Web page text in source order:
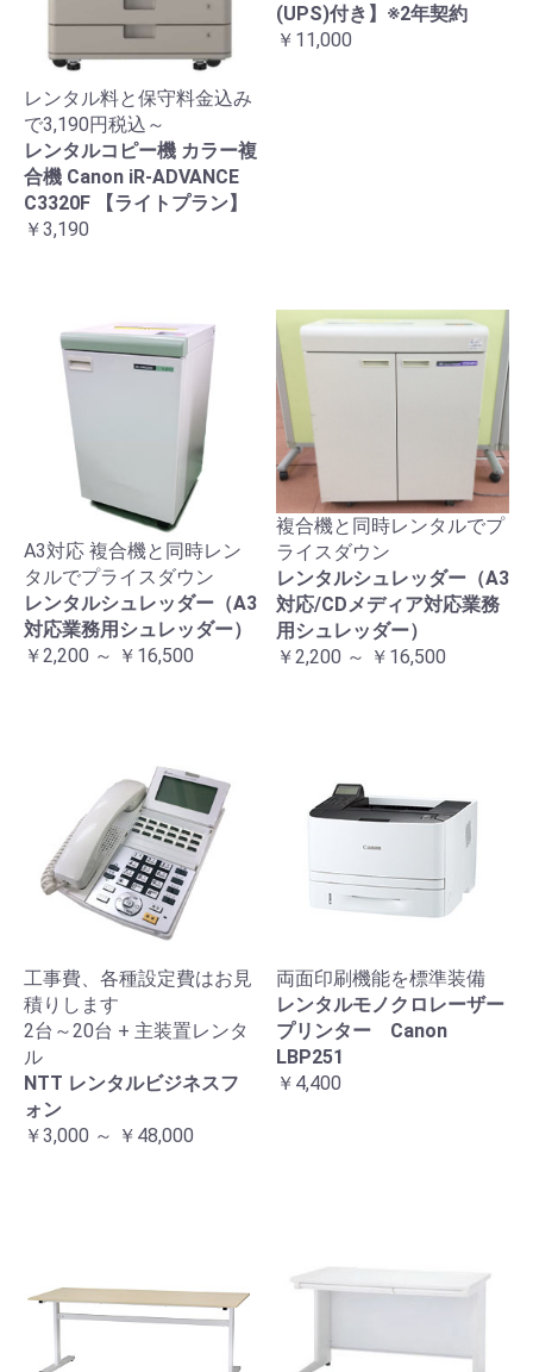
レンタル料と保守料金込み
で3,190円税込～
レンタルコピー機 カラー複
合機 Canon iR-ADVANCE
C3320F 【ライトプラン】
￥3,190
(UPS)付き】※2年契約
￥11,000
A3対応 複合機と同時レン
タルでプライスダウン
レンタルシュレッダー（A3
対応業務用シュレッダー）
￥2,200 ～ ￥16,500
複合機と同時レンタルでプ
ライスダウン
レンタルシュレッダー（A3
対応/CDメディア対応業務
用シュレッダー）
￥2,200 ～ ￥16,500
工事費、各種設定費はお見
積りします
2台～20台 + 主装置レンタ
ル
NTT レンタルビジネスフ
ォン
￥3,000 ～ ￥48,000
両面印刷機能を標準装備
レンタルモノクロレーザー
プリンター Canon
LBP251
￥4,400